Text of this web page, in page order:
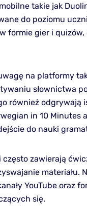
takie jak
do poziomu
formie gier i
na platformy
słownictwa
również odgrywają
in 10 Minutes
do nauki
zawierają
materiału.
YouTube oraz
się.